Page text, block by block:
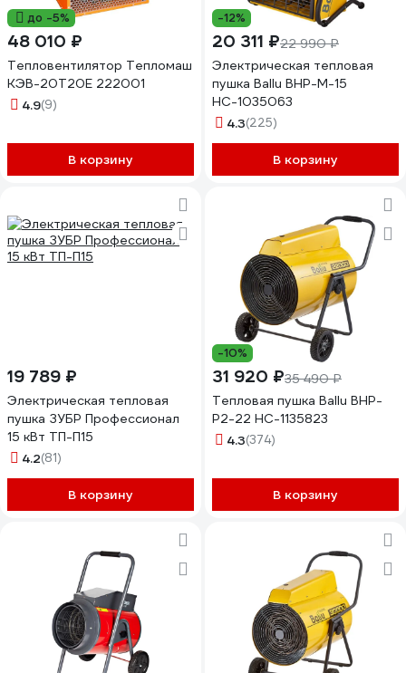
до -5%
48 010 ₽
Тепловентилятор Тепломаш
КЭВ-20Т20Е 222001
4.9(9)
В корзину
-12%
20 311 ₽22 990 ₽
Электрическая тепловая
пушка Ballu BHP-M-15
НС-1035063
4.3(225)
В корзину
19 789 ₽
Электрическая тепловая
пушка ЗУБР Профессионал
15 кВт ТП-П15
4.2(81)
В корзину
-10%
31 920 ₽35 490 ₽
Тепловая пушка Ballu BHP-
P2-22 НС-1135823
4.3(374)
В корзину